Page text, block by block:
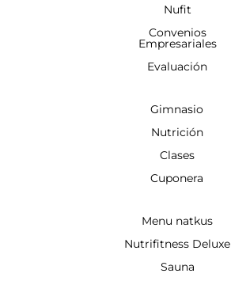
Nufit
Convenios
Empresariales
Evaluación
Gimnasio
Nutrición
Clases
Cuponera
Menu natkus
Nutrifitness Deluxe
Sauna